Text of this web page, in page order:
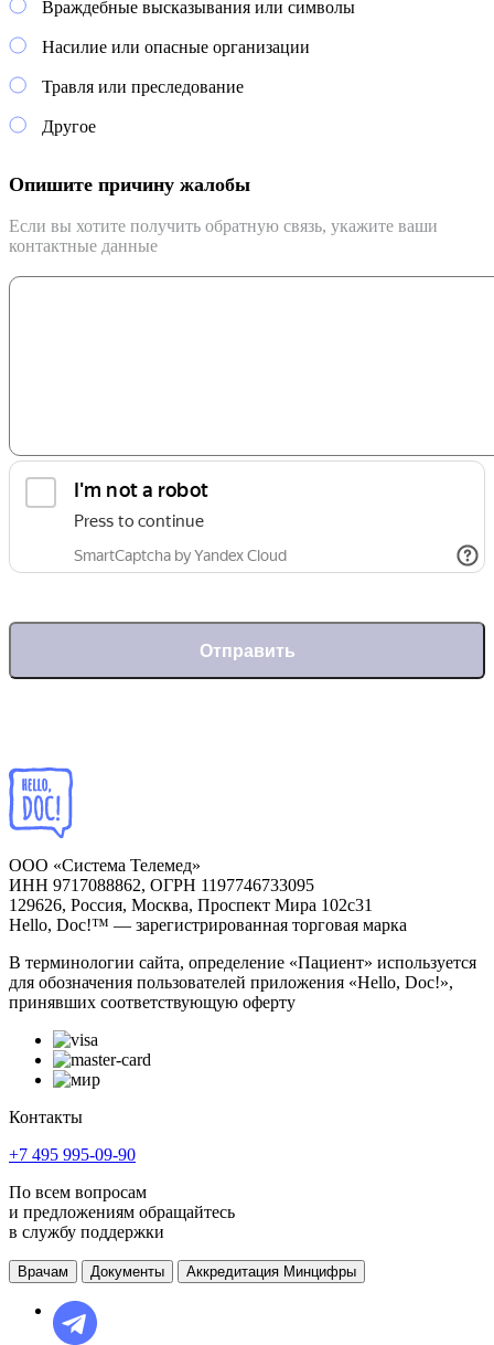
Враждебные высказывания или символы
Насилие или опасные организации
Травля или преследование
Другое
Опишите причину жалобы
Если вы хотите получить обратную связь, укажите ваши
контактные данные
Отправить
ООО «Система Телемед»
ИНН 9717088862, ОГРН 1197746733095
129626, Россия, Москва, Проспект Мира 102с31
Hello, Doc!™ — зарегистрированная торговая марка
В терминологии сайта, определение «Пациент» используется
для обозначения пользователей приложения «Hello, Doc!»,
принявших соответствующую оферту
Контакты
+7 495 995-09-90
По всем вопросам
и предложениям обращайтесь
в службу поддержки
Врачам Документы Аккредитация Минцифры